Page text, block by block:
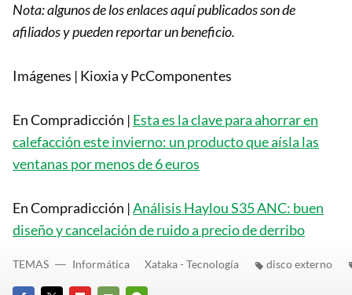
Nota: algunos de los enlaces aquí publicados son de
afiliados y pueden reportar un beneficio.
Imágenes | Kioxia y PcComponentes
En Compradicción | Esta es la clave para ahorrar en
calefacción este invierno: un producto que aísla las
ventanas por menos de 6 euros
En Compradicción |Análisis Haylou S35 ANC: buen
diseño y cancelación de ruido a precio de derribo
TEMAS Informática Xataka - Tecnología disco externo